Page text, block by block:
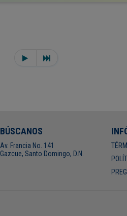
BÚSCANOS
Av. Francia No. 141
Gazcue, Santo Domingo, D.N.